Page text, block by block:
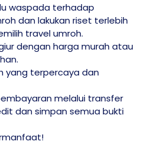
waspada terhadap
dan lakukan riset terlebih
travel umroh.
dengan harga murah atau
yang terpercaya dan
melalui transfer
dan simpan semua bukti